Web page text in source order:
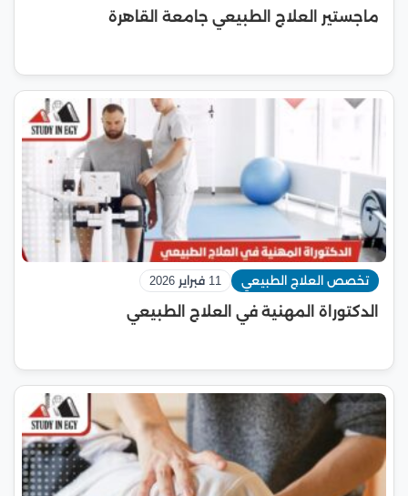
ماجستير العلاج الطبيعي جامعة القاهرة
تخصص العلاج الطبيعي 11 فبراير 2026
الدكتوراة المهنية في العلاج الطبيعي